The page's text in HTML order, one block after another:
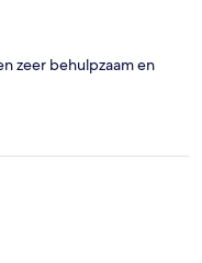
zeer behulpzaam en